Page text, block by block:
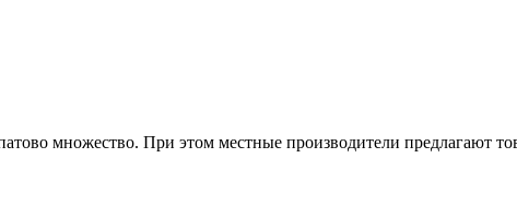
множество. При этом местные производители предлагают